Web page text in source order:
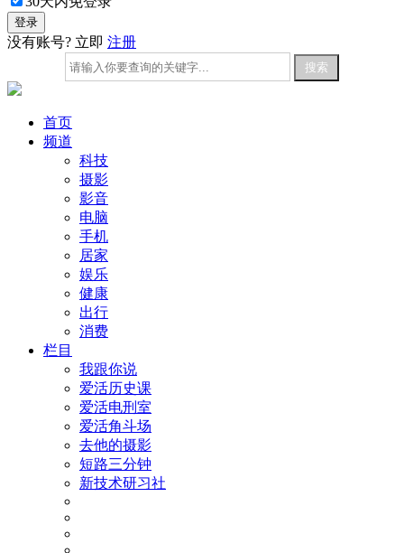
没有账号? 立即 注册
首页
频道
科技
摄影
影音
电脑
手机
居家
娱乐
健康
出行
消费
栏目
我跟你说
爱活历史课
爱活电刑室
爱活角斗场
去他的摄影
短路三分钟
新技术研习社